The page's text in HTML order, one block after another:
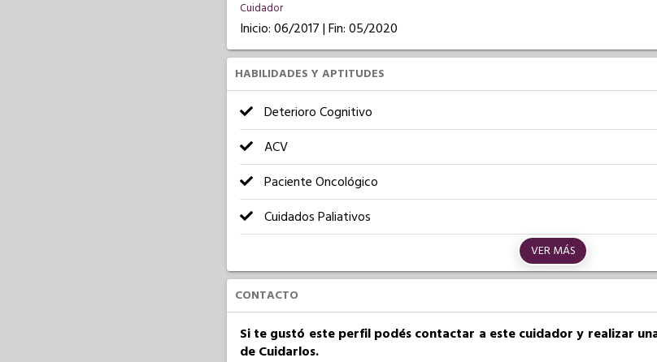
Cuidador
Inicio: 06/2017 | Fin: 05/2020
HABILIDADES Y APTITUDES
Deterioro Cognitivo
ACV
Paciente Oncológico
Cuidados Paliativos
VER MÁS
CONTACTO
Si te gustó este perfil podés contactar a este cuidador y realizar
de Cuidarlos.